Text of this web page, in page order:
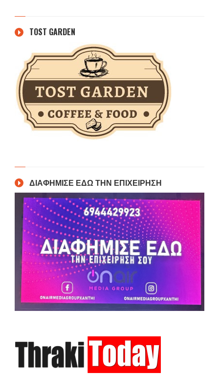
TOST GARDEN
ΔΙΑΦΗΜΙΣΕ ΕΔΩ ΤΗΝ ΕΠΙΧΕΙΡΗΣΗ